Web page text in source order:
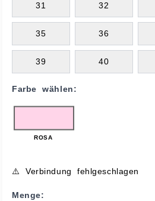
31 32
35 36
39 40
Farbe wählen:
ROSA
⚠️ Verbindung fehlgeschlagen
Menge: